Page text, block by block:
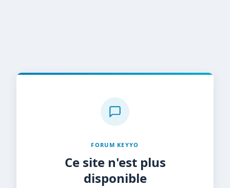
FORUM KEYYO
Ce site n'est plus
disponible